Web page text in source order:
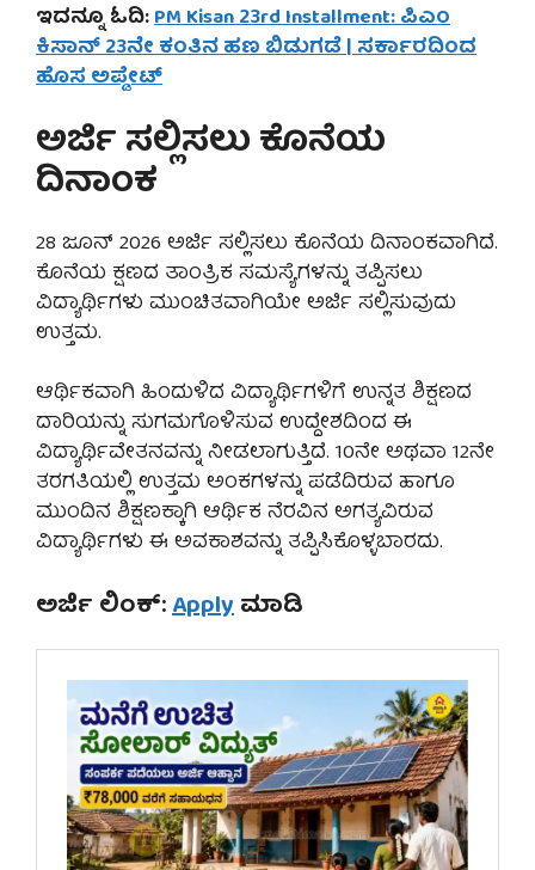
ಇದನ್ನೂ ಓದಿ:PM Kisan 23rd Installment: ಪಿಎಂ
ಕಿಸಾನ್ 23ನೇ ಕಂತಿನ ಹಣ ಬಿಡುಗಡೆ | ಸರ್ಕಾರದಿಂದ
ಹೊಸ ಅಪ್ಡೇಟ್
ಅರ್ಜಿ ಸಲ್ಲಿಸಲು ಕೊನೆಯ
ದಿನಾಂಕ
28 ಜೂನ್ 2026 ಅರ್ಜಿ ಸಲ್ಲಿಸಲು ಕೊನೆಯ ದಿನಾಂಕವಾಗಿದೆ.
ಕೊನೆಯ ಕ್ಷಣದ ತಾಂತ್ರಿಕ ಸಮಸ್ಯೆಗಳನ್ನು ತಪ್ಪಿಸಲು
ವಿದ್ಯಾರ್ಥಿಗಳು ಮುಂಚಿತವಾಗಿಯೇ ಅರ್ಜಿ ಸಲ್ಲಿಸುವುದು
ಉತ್ತಮ.
ಆರ್ಥಿಕವಾಗಿ ಹಿಂದುಳಿದ ವಿದ್ಯಾರ್ಥಿಗಳಿಗೆ ಉನ್ನತ ಶಿಕ್ಷಣದ
ದಾರಿಯನ್ನು ಸುಗಮಗೊಳಿಸುವ ಉದ್ದೇಶದಿಂದ ಈ
ವಿದ್ಯಾರ್ಥಿವೇತನವನ್ನು ನೀಡಲಾಗುತ್ತಿದೆ. 10ನೇ ಅಥವಾ 12ನೇ
ತರಗತಿಯಲ್ಲಿ ಉತ್ತಮ ಅಂಕಗಳನ್ನು ಪಡೆದಿರುವ ಹಾಗೂ
ಮುಂದಿನ ಶಿಕ್ಷಣಕ್ಕಾಗಿ ಆರ್ಥಿಕ ನೆರವಿನ ಅಗತ್ಯವಿರುವ
ವಿದ್ಯಾರ್ಥಿಗಳು ಈ ಅವಕಾಶವನ್ನು ತಪ್ಪಿಸಿಕೊಳ್ಳಬಾರದು.
ಅರ್ಜಿ ಲಿಂಕ್:Applyಮಾಡಿ